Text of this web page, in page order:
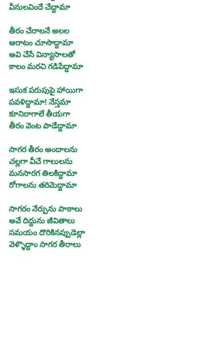
వీనులవిందే చేద్దామా
తీరం చేరాలనే అలల
ఆరాటం చూసొద్దామా
అవి చేసే విన్యాసాలతో
కాలం మరచి గడిపేద్దామా
ఇసుక పరుపుపై హాయిగా
పవళిద్దామా! నేస్తమా
కూనిరాగాలే తీయగా
తీరం వెంట పాడేద్దామా
సాగర తీరం అందాలను
చల్లగా వీచే గాలులను
మనసారగ తిలకిద్దామా
రోగాలను తరిమెద్దామా
సాగరం నేర్పును పాఠాలు
అవే దిద్దును జీవితాలు
సమయం దొరికినప్పుడెల్లా
వెళ్ళొద్దాం సాగర తీరాలు